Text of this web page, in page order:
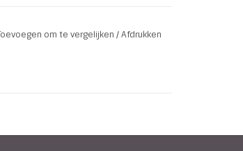
om te vergelijken /Afdrukken